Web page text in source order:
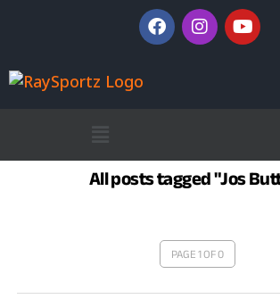
All posts tagged "Jos
PAGE 1 OF 0